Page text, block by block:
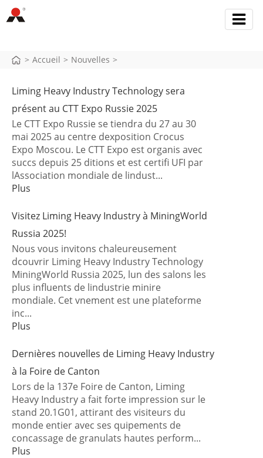
> Accueil > Nouvelles >
Liming Heavy Industry Technology sera
présent au CTT Expo Russie 2025
Le CTT Expo Russie se tiendra du 27 au 30
mai 2025 au centre dexposition Crocus
Expo Moscou. Le CTT Expo est organis avec
succs depuis 25 ditions et est certifi UFI par
lAssociation mondiale de lindust...
Plus
Visitez Liming Heavy Industry à MiningWorld
Russia 2025!
Nous vous invitons chaleureusement
dcouvrir Liming Heavy Industry Technology
MiningWorld Russia 2025, lun des salons les
plus influents de lindustrie minire
mondiale. Cet vnement est une plateforme
inc...
Plus
Dernières nouvelles de Liming Heavy Industry
à la Foire de Canton
Lors de la 137e Foire de Canton, Liming
Heavy Industry a fait forte impression sur le
stand 20.1G01, attirant des visiteurs du
monde entier avec ses quipements de
concassage de granulats hautes perform...
Plus